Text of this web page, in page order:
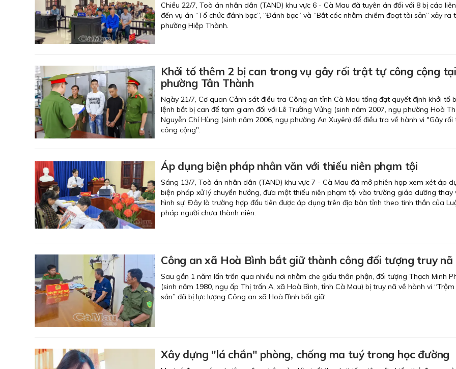
Chiều 22/7, Toà án nhân dân (TAND) khu vực 6 - Cà Mau đã tuyên án đối với 8 bị cáo
đến vụ án “Tổ chức đánh bạc”, “Đánh bạc” và “Bắt cóc nhằm chiếm đoạt tài sản” xảy ra
phường Hiệp Thành.
Khởi tố thêm 2 bị can trong vụ gây rối trật tự công cộng tại
phường Tân Thành
Ngày 21/7, Cơ quan Cảnh sát điều tra Công an tỉnh Cà Mau tống đạt quyết định khởi tố
lệnh bắt bị can để tạm giam đối với Lê Trường Vửng (sinh năm 2007, ngụ phường Hoà
Nguyễn Chí Hùng (sinh năm 2006, ngụ phường An Xuyên) để điều tra về hành vi "Gây
công cộng".
Áp dụng biện pháp nhân văn với thiếu niên phạm tội
Sáng 13/7, Toà án nhân dân (TAND) khu vực 7 - Cà Mau đã mở phiên họp xem xét áp
biện pháp xử lý chuyển hướng, đưa một thiếu niên phạm tội vào trường giáo dưỡng thay
hình sự. Đây là trường hợp đầu tiên được áp dụng trên địa bàn tỉnh theo tinh thần của
pháp người chưa thành niên.
Công an xã Hoà Bình bắt giữ thành công đối tượng truy nã
Sau gần 1 năm lẩn trốn qua nhiều nơi nhằm che giấu thân phận, đối tượng Thạch Minh
(sinh năm 1980, ngụ ấp Thị trấn A, xã Hoà Bình, tỉnh Cà Mau) bị truy nã về hành vi
sản” đã bị lực lượng Công an xã Hoà Bình bắt giữ.
Xây dựng "lá chắn" phòng, chống ma tuý trong học đường